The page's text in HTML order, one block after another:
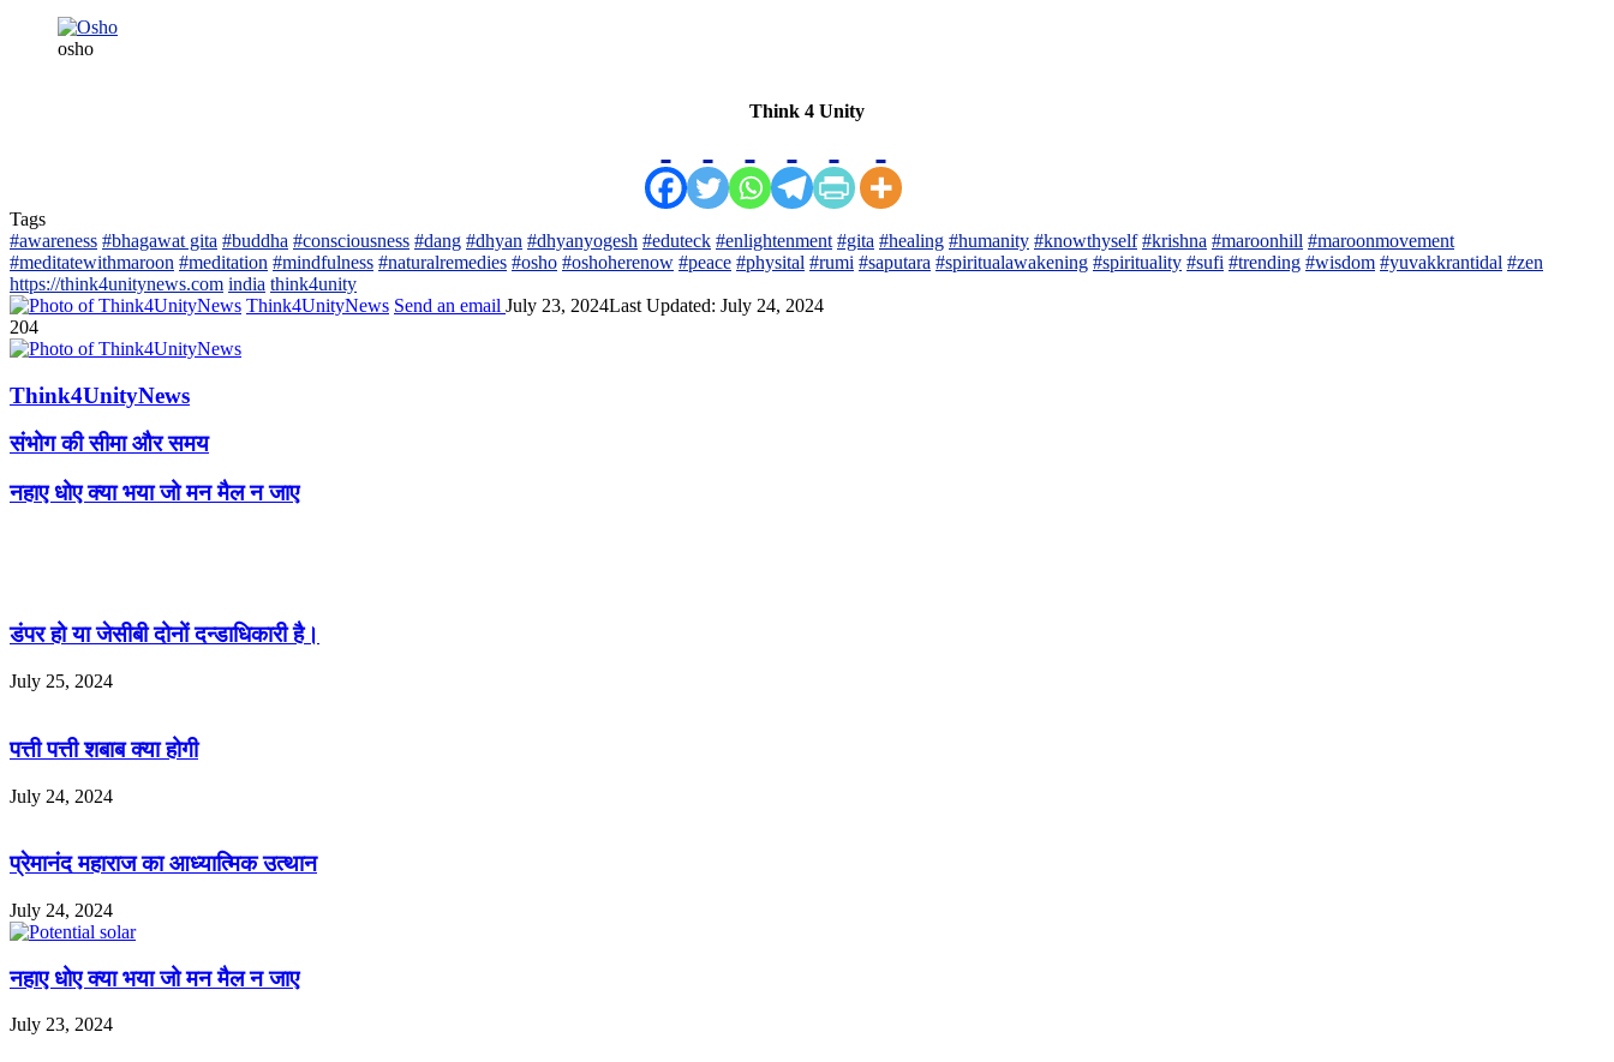
osho
Think 4 Unity
Tags
#awareness #bhagawat gita #buddha #consciousness #dang #dhyan #dhyanyogesh #eduteck #enlightenment #gita #healing #humanity #knowthyself #krishna #maroonhill #maroonmovement
#meditatewithmaroon #meditation #mindfulness #naturalremedies #osho #oshoherenow #peace #physital #rumi #saputara #spiritualawakening #spirituality #sufi #trending #wisdom #yuvakkrantidal #zen
https://think4unitynews.com india think4unity
Think4UnityNews Send an email July 23, 2024Last Updated: July 24, 2024
204
Think4UnityNews
संभोग की सीमा और समय
नहाए धोए क्या भया जो मन मैल न जाए
डंपर हो या जेसीबी दोनों दन्डाधिकारी है।
July 25, 2024
पत्ती पत्ती शबाब क्या होगी
July 24, 2024
प्रेमानंद महाराज का आध्यात्मिक उत्थान
July 24, 2024
नहाए धोए क्या भया जो मन मैल न जाए
July 23, 2024